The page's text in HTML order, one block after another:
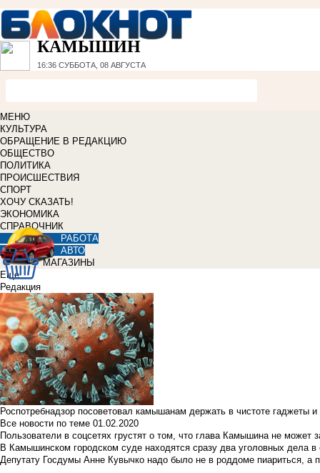
КАМЫШИН
16:36 СУББОТА, 08 АВГУСТА
МЕНЮ
КУЛЬТУРА
ОБРАЩЕНИЕ В РЕДАКЦИЮ
ОБЩЕСТВО
ПОЛИТИКА
ПРОИСШЕСТВИЯ
СПОРТ
ХОЧУ СКАЗАТЬ!
ЭКОНОМИКА
СПРАВОЧНИК
РАБОТА
АВТО
МАГАЗИНЫ
Еще
Редакция
Роспотребнадзор посоветовал камышанам держать в чистоте гаджеты
Все новости по теме 01.02.2020
Пользователи в соцсетях грустят о том, что глава Камышина не может
В Камышинском городском суде находятся сразу два уголовных дела
Депутату Госдумы Анне Кувычко надо было не в роддоме пиариться, а